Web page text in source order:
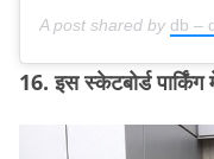
A post shared by db –
16. इस स्केटबोर्ड